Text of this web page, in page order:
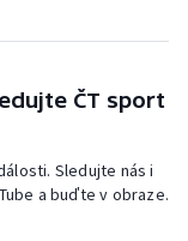
ČT sport
Sledujte nás i
a buďte v obraze.